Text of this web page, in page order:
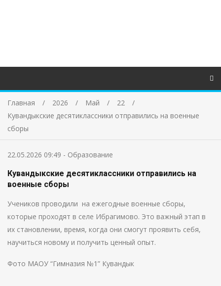
Главная 2026 Май
22
Кувандыкские десятиклассники отправились на военные
сборы
22.05.2026 09:49 - Образование
Кувандыкские десятиклассники отправились на
военные сборы
Учеников проводили на ежегодные военные сборы,
которые проходят в селе Ибрагимово. Это важный этап в
их становлении, время, когда они смогут проявить себя,
научиться новому и получить ценный опыт.
Фото МАОУ “Гимназия №1” Кувандык